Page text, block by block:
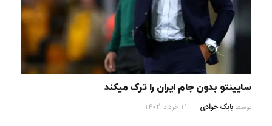
ساپینتو بدون جام ایران را ترک میکند
توسطبابک جوادی 11 خرداد, 1402